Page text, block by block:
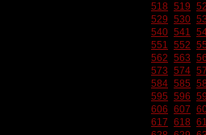
518 519
529 530
540 541
551 552
562 563
573 574
584 585
595 596
606 607
617 618